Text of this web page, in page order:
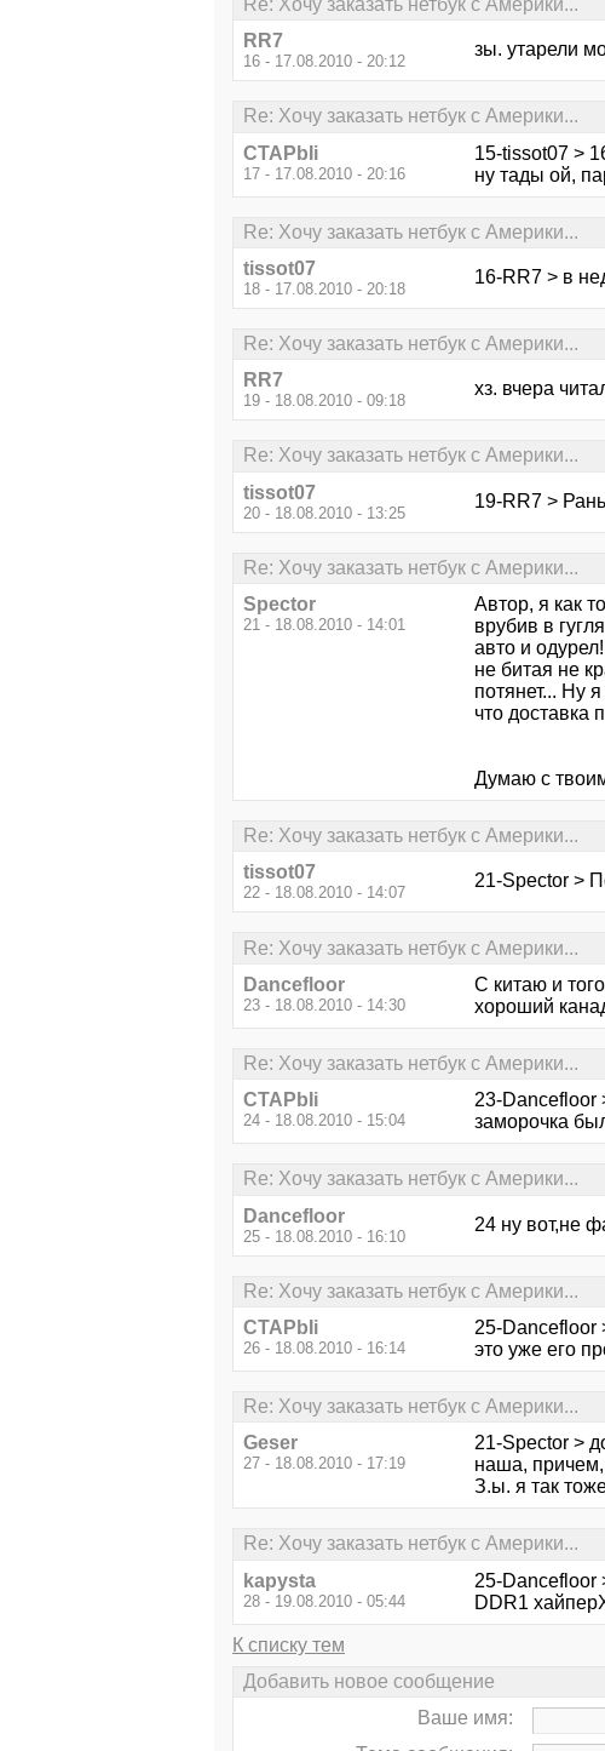
Re: Хочу заказать нетбук с Америки...
RR7
16 - 17.08.2010 - 20:12
зы. утарели
Re: Хочу заказать нетбук с Америки...
CTAPbIi
17 - 17.08.2010 - 20:16
15-tissot07 >
ну тады ой,
Re: Хочу заказать нетбук с Америки...
tissot07
18 - 17.08.2010 - 20:18
16-RR7 > в
Re: Хочу заказать нетбук с Америки...
RR7
19 - 18.08.2010 - 09:18
хз. вчера
Re: Хочу заказать нетбук с Америки...
tissot07
20 - 18.08.2010 - 13:25
19-RR7 >
Re: Хочу заказать нетбук с Америки...
Spector
21 - 18.08.2010 - 14:01
Автор, я как
врубив в
авто и
не битая не
потянет... Ну
что доставка
Думаю с
Re: Хочу заказать нетбук с Америки...
tissot07
22 - 18.08.2010 - 14:07
21-Spector >
Re: Хочу заказать нетбук с Америки...
Dancefloor
23 - 18.08.2010 - 14:30
С китаю и
хороший
Re: Хочу заказать нетбук с Америки...
CTAPbIi
24 - 18.08.2010 - 15:04
23-Dancefloor
заморочка
Re: Хочу заказать нетбук с Америки...
Dancefloor
25 - 18.08.2010 - 16:10
24 ну вот,не
Re: Хочу заказать нетбук с Америки...
CTAPbIi
26 - 18.08.2010 - 16:14
25-Dancefloor
это уже его
Re: Хочу заказать нетбук с Америки...
Geser
27 - 18.08.2010 - 17:19
21-Spector >
наша,
З.ы. я так
Re: Хочу заказать нетбук с Америки...
kapysta
28 - 19.08.2010 - 05:44
25-Dancefloor
DDR1
К списку тем
Добавить новое сообщение
Ваше имя: